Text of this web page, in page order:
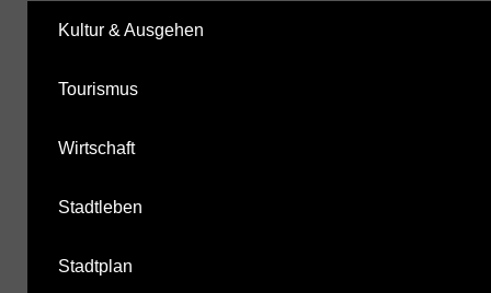
Kultur & Ausgehen
Tourismus
Wirtschaft
Stadtleben
Stadtplan